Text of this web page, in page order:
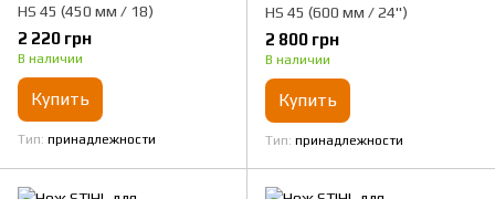
HS 45 (450 мм / 18)
2 220 грн
В наличии
Купить
Тип принадлежности
HS 45 (600 мм / 24")
2 800 грн
В наличии
Купить
Тип принадлежности